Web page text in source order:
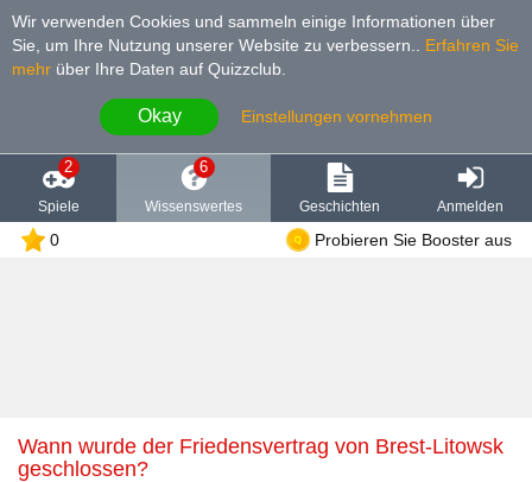
Wir verwenden Cookies und sammeln einige Informationen über
Sie, um Ihre Nutzung unserer Website zu verbessern.
Erfahren Sie
mehr über Ihre Daten auf Quizzclub.
Okay Einstellungen vornehmen
2
Spiele
6
Wissenswertes Geschichten Anmelden
0 Probieren Sie Booster aus
Wann wurde der Friedensvertrag von Brest-Litowsk
geschlossen?